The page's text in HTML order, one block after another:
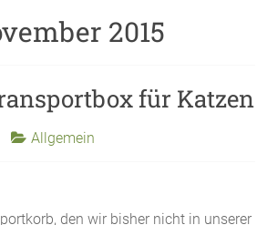
2015
für Katzen
Allgemein
den wir bisher nicht in unserer